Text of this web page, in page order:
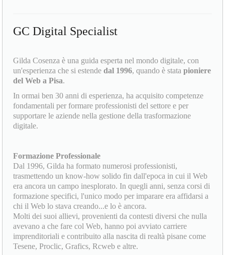
GC Digital Specialist
Gilda Cosenza è una guida esperta nel mondo digitale, con
un'esperienza che si estendedal 1996, quando è statapioniere
del Web a Pisa.
In ormai ben 30 anni di esperienza, ha acquisito competenze
fondamentali per formare professionisti del settore e per
supportare le aziende nella gestione della trasformazione
digitale.
Formazione Professionale
Dal 1996, Gilda ha formato numerosi professionisti,
trasmettendo un know-how solido fin dall'epoca in cui il Web
era ancora un campo inesplorato. In quegli anni, senza corsi di
formazione specifici, l'unico modo per imparare era affidarsi a
chi il Web lo stava creando...e lo è ancora.
Molti dei suoi allievi, provenienti da contesti diversi che nulla
avevano a che fare col Web, hanno poi avviato carriere
imprenditoriali e contribuito alla nascita di realtà pisane come
Tesene, Proclic, Grafics, Rcweb e altre.